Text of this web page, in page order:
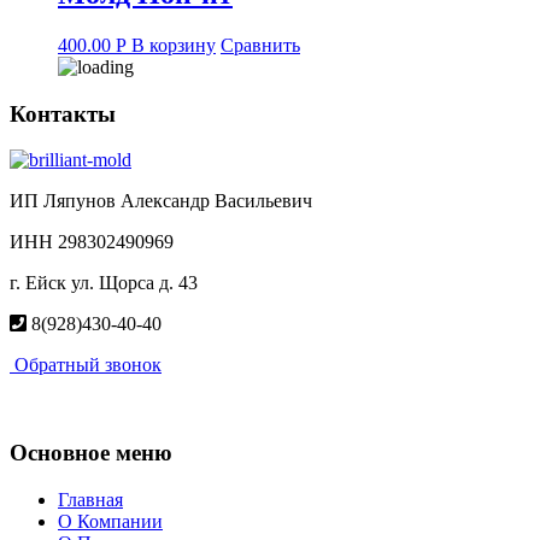
400.00 Р В корзину Сравнить
Контакты
ИП Ляпунов Александр Васильевич
ИНН 298302490969
г. Ейск ул. Щорса д. 43
8(928)430-40-40
Обратный звонок
Основное меню
Главная
О Компании